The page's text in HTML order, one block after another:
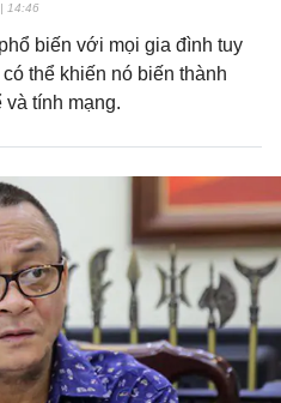
14:46
biến với mọi gia đình tuy
thể khiến nó biến thành
và tính mạng.